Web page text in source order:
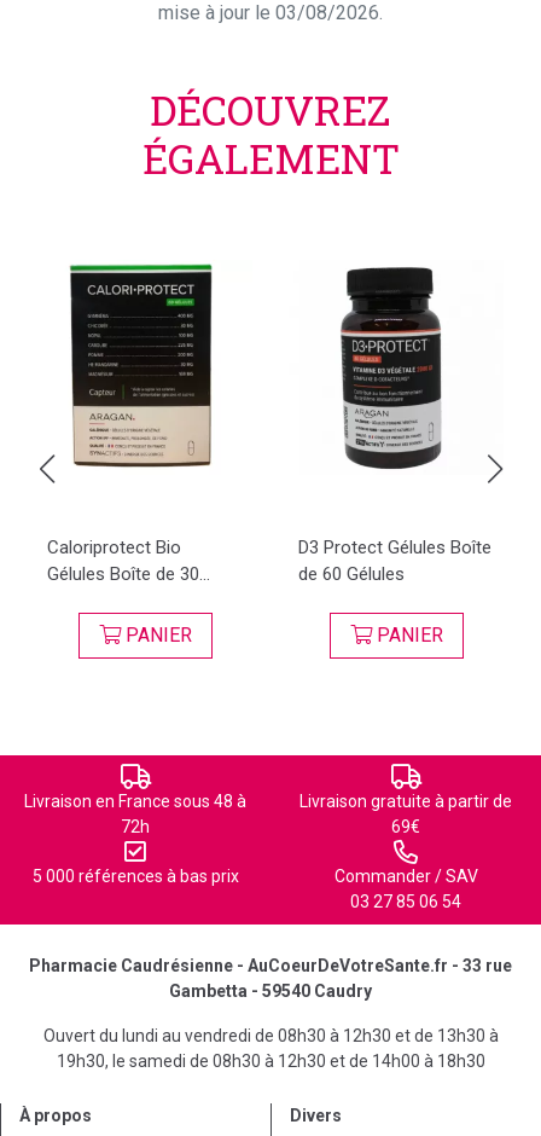
mise à jour le 03/08/2026.
DÉCOUVREZ
ÉGALEMENT
Caloriprotect Bio
Gélules Boîte de 30...
PANIER
D3 Protect Gélules Boîte
de 60 Gélules
PANIER
Livraison en France sous 48 à
72h
Livraison gratuite à partir de
69€
5 000 références à bas prix
Commander / SAV
03 27 85 06 54
Pharmacie Caudrésienne - AuCoeurDeVotreSante.fr - 33 rue
Gambetta - 59540 Caudry
Ouvert du lundi au vendredi de 08h30 à 12h30 et de 13h30 à
19h30, le samedi de 08h30 à 12h30 et de 14h00 à 18h30
À propos Divers